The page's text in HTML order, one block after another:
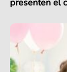
presenten el